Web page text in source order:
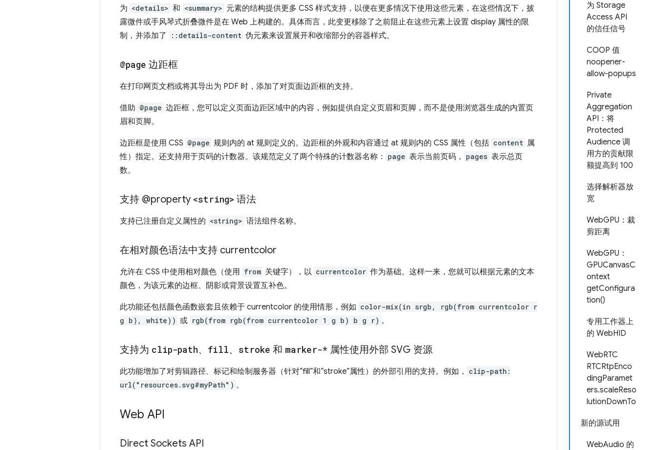
为 Storage
Access API
的信任信号
COOP 值
noopener-
allow-popups
Private
Aggregation
API：将
Protected
Audience 调
用方的贡献限
额提高到 100
选择解析器放
宽
WebGPU：裁
剪距离
WebGPU：
GPUCanvasC
ontext
getConfigura
tion()
专用工作器上
的 WebHID
WebRTC
RTCRtpEnco
dingParamet
ers.scaleReso
lutionDownTo
新的源试用
WebAudio 的
为 <details> 和 <summary> 元素的结构提供更多 CSS 样式支持，以便在更多情况下使用这些元素，在这些情况下，披
露微件或手风琴式折叠微件是在 Web 上构建的。具体而言，此变更移除了之前阻止在这些元素上设置 display 属性的限
制，并添加了
::details-content 伪元素来设置展开和收缩部分的容器样式。
@page 边距框
在打印网页文档或将其导出为 PDF 时，添加了对页面边距框的支持。
借助 @page 边距框，您可以定义页面边距区域中的内容，例如提供自定义页眉和页脚，而不是使用浏览器生成的内置页
眉和页脚。
边距框是使用 CSS @page 规则内的 at 规则定义的。边距框的外观和内容通过 at 规则内的 CSS 属性（包括 content 属
性）指定。还支持用于页码的计数器。该规范定义了两个特殊的计数器名称：
page 表示当前页码， pages 表示总页
数。
支持 @property <string> 语法
支持已注册自定义属性的 <string> 语法组件名称。
在相对颜色语法中支持 currentcolor
允许在 CSS 中使用相对颜色（使用 from 关键字），以 currentcolor 作为基础。这样一来，您就可以根据元素的文本
颜色，为该元素的边框、阴影或背景设置互补色。
此功能还包括颜色函数嵌套且依赖于 currentcolor 的使用情形，例如 color-mix(in srgb, rgb(from currentcolor r
g b), white)) 或 rgb(from rgb(from currentcolor 1 g b) b g r) 。
支持为 clip-path、 fill、 stroke 和 marker-* 属性使用外部 SVG 资源
此功能增加了对剪辑路径、标记和绘制服务器（针对“fill”和“stroke”属性）的外部引用的支持。例如，
clip-path:
url("resources.svg#myPath") 。
Web API
Direct Sockets API